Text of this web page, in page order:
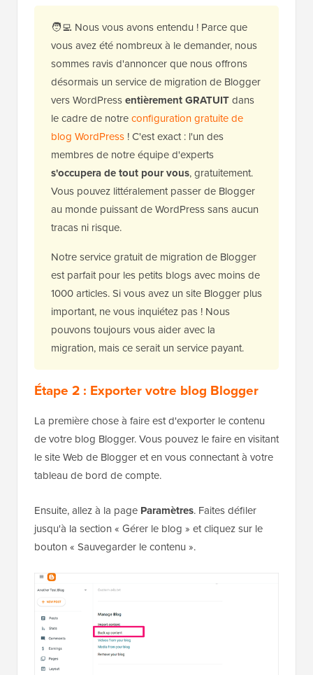
🧑‍💻 Nous vous avons entendu ! Parce que
vous avez été nombreux à le demander, nous
sommes ravis d'annoncer que nous offrons
désormais un service de migration de Blogger
vers WordPressentièrement GRATUITdans
le cadre de notreconfiguration gratuite de
blog WordPress ! C'est exact : l'un des
membres de notre équipe d'experts
s'occupera de tout pour vous, gratuitement.
Vous pouvez littéralement passer de Blogger
au monde puissant de WordPress sans aucun
tracas ni risque.
Notre service gratuit de migration de Blogger
est parfait pour les petits blogs avec moins de
1000 articles. Si vous avez un site Blogger plus
important, ne vous inquiétez pas ! Nous
pouvons toujours vous aider avec la
migration, mais ce serait un service payant.
Étape 2 : Exporter votre blog Blogger
La première chose à faire est d'exporter le contenu
de votre blog Blogger. Vous pouvez le faire en visitant
le site Web de Blogger et en vous connectant à votre
tableau de bord de compte.
Ensuite, allez à la page Paramètres. Faites défiler
jusqu'à la section « Gérer le blog » et cliquez sur le
bouton « Sauvegarder le contenu ».